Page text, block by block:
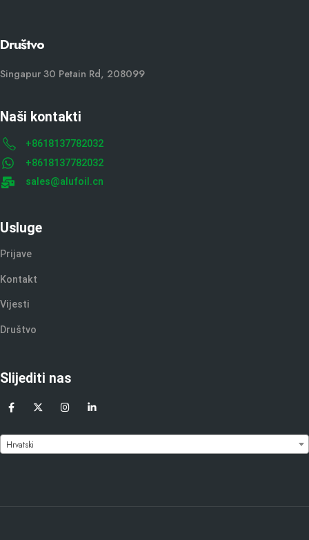
Društvo
Singapur 30 Petain Rd, 208099
Naši kontakti
+8618137782032
+8618137782032
sales@alufoil.cn
Usluge
Prijave
Kontakt
Vijesti
Društvo
Slijediti nas
Hrvatski